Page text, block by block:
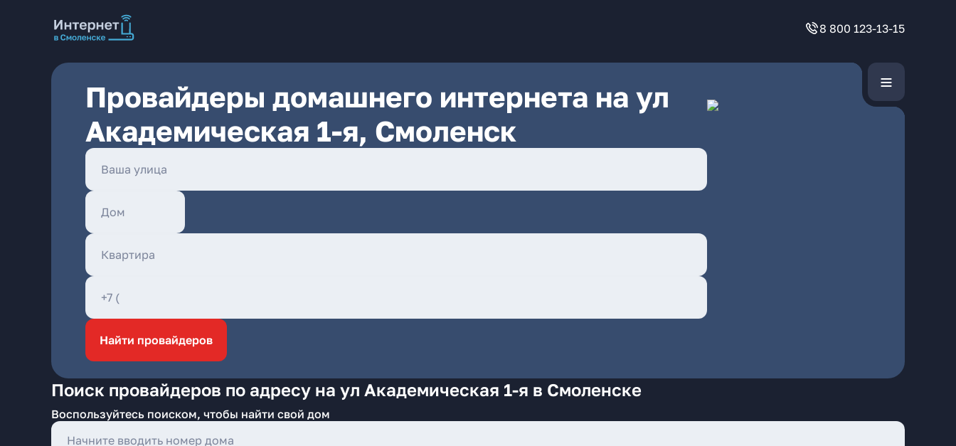
8 800 123-13-15
Провайдеры домашнего интернета на ул
Академическая 1-я, Смоленск
Найти провайдеров
Поиск провайдеров по адресу на ул Академическая 1-я в Смоленске
Воспользуйтесь поиском, чтобы найти свой дом